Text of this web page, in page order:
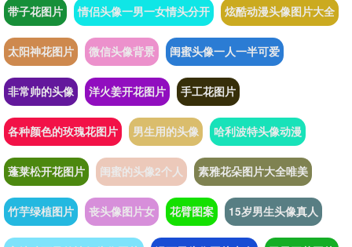
带子花图片 情侣头像一男一女情头分开 炫酷动漫头像图片大全
太阳神花图片 微信头像背景 闺蜜头像一人一半可爱
非常帅的头像 洋火姜开花图片 手工花图片
各种颜色的玫瑰花图片 男生用的头像 哈利波特头像动漫
蓬莱松开花图片 闺蜜的头像2个人 素雅花朵图片大全唯美
竹芋绿植图片 丧头像图片女 花臂图案 15岁男生头像真人